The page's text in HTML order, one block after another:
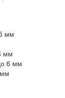
мм
мм
6 мм